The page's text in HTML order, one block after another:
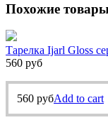
Похожие
Тарелка Ijarl Gloss
560 руб
560 рубAdd to cart